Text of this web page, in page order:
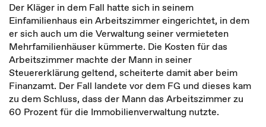
Der Kläger in dem Fall hatte sich in seinem
Einfamilienhaus ein Arbeitszimmer eingerichtet, in dem
er sich auch um die Verwaltung seiner vermieteten
Mehrfamilienhäuser kümmerte. Die Kosten für das
Arbeitszimmer machte der Mann in seiner
Steuererklärung geltend, scheiterte damit aber beim
Finanzamt. Der Fall landete vor dem FG und dieses kam
zu dem Schluss, dass der Mann das Arbeitszimmer zu
60 Prozent für die Immobilienverwaltung nutzte.